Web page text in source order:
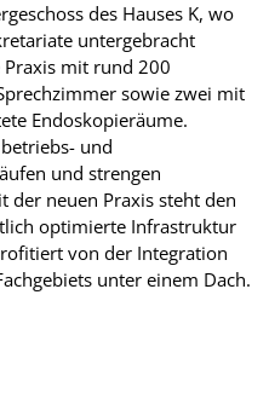
des Hauses K, wo
untergebracht
mit rund 200
sowie zwei mit
Endoskopieräume.
und
und strengen
der neuen Praxis steht den
optimierte Infrastruktur
von der Integration
unter einem Dach.